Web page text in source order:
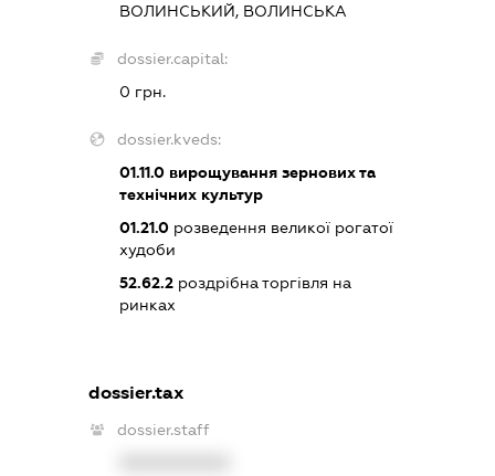
ВОЛИНСЬКИЙ, ВОЛИНСЬКА
dossier.capital:
0 грн.
dossier.kveds:
01.11.0вирощування зернових та
технічних культур
01.21.0розведення великої рогатої
худоби
52.62.2роздрібна торгівля на
ринках
dossier.tax
dossier.staff